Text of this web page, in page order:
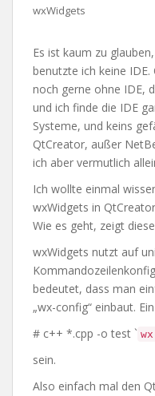
wxWidgets
Es ist kaum zu
benutzte ich keine
noch gerne ohne IDE,
und ich finde die IDE
Systeme, und keins
QtCreator, außer
ich aber vermutlich
Ich wollte einmal
wxWidgets in
Wie es geht, zeigt
wxWidgets nutzt auf
bedeutet, dass man
„wx-config“ einbaut.
# c++ *.cpp -o test `
sein.
Also einfach mal den